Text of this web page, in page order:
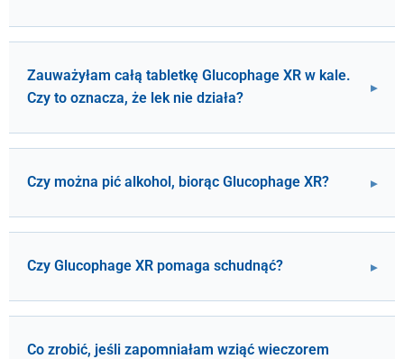
Zauważyłam całą tabletkę Glucophage XR w kale.
Czy to oznacza, że lek nie działa?
Czy można pić alkohol, biorąc Glucophage XR?
Czy Glucophage XR pomaga schudnąć?
Co zrobić, jeśli zapomniałam wziąć wieczorem